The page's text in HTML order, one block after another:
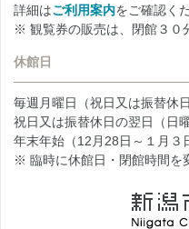
詳細はご利用案内をご確認く
※ 観覧券の販売は、閉館３０
休館日
毎週月曜日（祝日又は振替休
祝日又は振替休日の翌日（日
年末年始（12月28日～１月３
※ 臨時に休館日・閉館時間を